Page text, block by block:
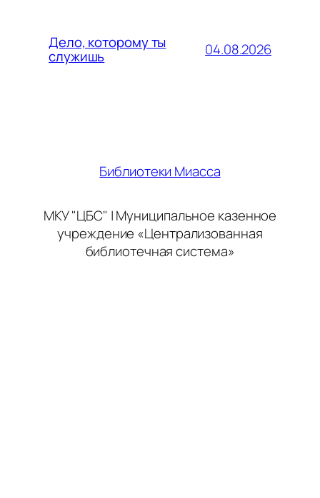
Дело, которому ты
служишь 04.08.2026
Библиотеки Миасса
МКУ "ЦБС" | Муниципальное казенное
учреждение «Централизованная
библиотечная система»